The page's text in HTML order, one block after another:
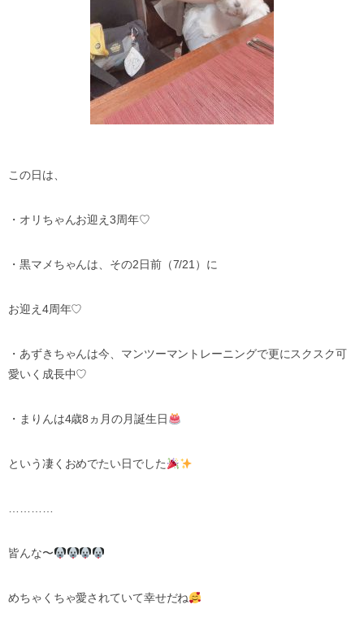
この日は、
・オリちゃんお迎え3周年♡
・黒マメちゃんは、その2日前（7/21）に
お迎え 4周年♡
・あずきちゃんは今、マンツーマントレーニングで更にスクスク可
愛いく成長中♡
・まりんは4歳8 ヵ月の月誕生日
という凄くおめでたい日でした
…………
皆んな〜
めちゃくちゃ愛されていて幸せだね